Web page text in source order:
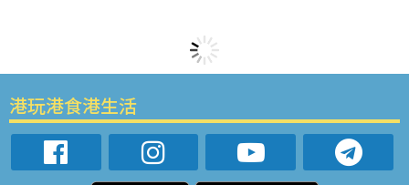
港玩港食港生活